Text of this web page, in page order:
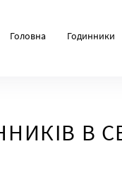
Головна Годинники
В